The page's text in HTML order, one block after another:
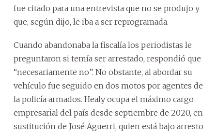
fue citado para una entrevista que no se produjo y
que, según dijo, le iba a ser reprogramada.
Cuando abandonaba la fiscalía los periodistas le
preguntaron si temía ser arrestado, respondió que
“necesariamente no”. No obstante, al abordar su
vehículo fue seguido en dos motos por agentes de
la policía armados. Healy ocupa el máximo cargo
empresarial del país desde septiembre de 2020, en
sustitución de José Aguerri, quien está bajo arresto